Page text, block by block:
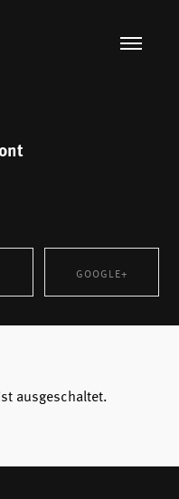
GOOGLE+
SHARE ON GOOGLE+
ausgeschaltet.